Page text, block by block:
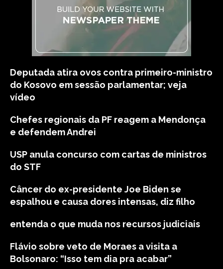
Deputada atira ovos contra primeiro-ministro
do Kosovo em sessão parlamentar; veja
vídeo
Chefes regionais da PF reagem a Mendonça
e defendem Andrei
USP anula concurso com cartas de ministros
do STF
Câncer do ex-presidente Joe Biden se
espalhou e causa dores intensas, diz filho
entenda o que muda nos recursos judiciais
Flávio sobre veto de Moraes a visita a
Bolsonaro: “Isso tem dia pra acabar”